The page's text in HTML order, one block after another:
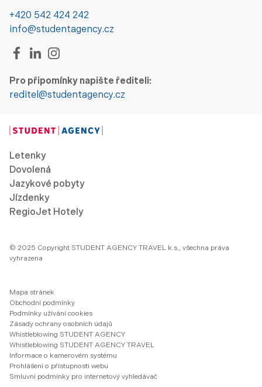
+420 542 424 242
info@studentagency.cz
Pro připomínky napište řediteli:
reditel@studentagency.cz
Letenky
Dovolená
Jazykové pobyty
Jízdenky
RegioJet Hotely
© 2025 Copyright STUDENT AGENCY TRAVEL k.s., všechna práva
vyhrazena
Mapa stránek
Obchodní podmínky
Podmínky užívání cookies
Zásady ochrany osobních údajů
Whistleblowing STUDENT AGENCY
Whistleblowing STUDENT AGENCY TRAVEL
Informace o kamerovém systému
Prohlášení o přístupnosti webu
Smluvní podmínky pro internetový vyhledávač